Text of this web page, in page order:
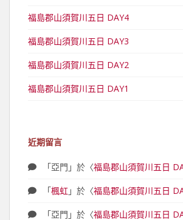
福島郡山須賀川五日 DAY4
福島郡山須賀川五日 DAY3
福島郡山須賀川五日 DAY2
福島郡山須賀川五日 DAY1
近期留言
「亞門 」於〈福島郡山須賀川五日
「楓虹」於〈福島郡山須賀川五日
「亞門 」於〈福島郡山須賀川五日